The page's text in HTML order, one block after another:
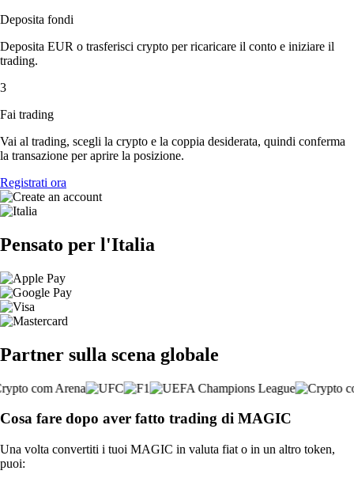
Deposita fondi
Deposita EUR o trasferisci crypto per ricaricare il conto e iniziare il
trading.
3
Fai trading
Vai al trading, scegli la crypto e la coppia desiderata, quindi conferma
la transazione per aprire la posizione.
Registrati ora
Pensato per l'Italia
Partner sulla scena globale
Cosa fare dopo aver fatto trading di MAGIC
Una volta convertiti i tuoi MAGIC in valuta fiat o in un altro token,
puoi: